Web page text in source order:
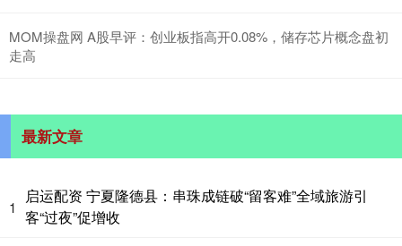
MOM操盘网 A股早评：创业板指高开0.08%，储存芯片概念盘初
走高
最新文章
1
启运配资 宁夏隆德县：串珠成链破“留客难”全域旅游引
客“过夜”促增收